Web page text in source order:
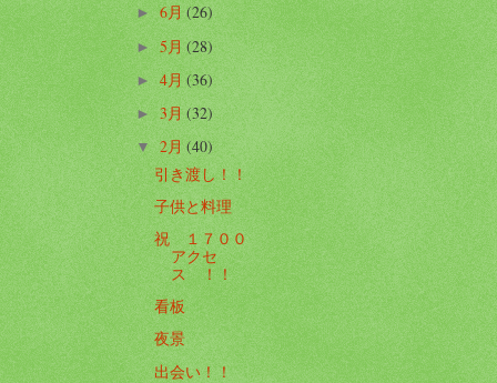
►6月(26)
►5月(28)
► 4月(36)
► 3月(32)
▼2月(40)
引き渡し！！
子供と料理
祝 １７００
アクセ
ス ！！
看板
夜景
出会い！！